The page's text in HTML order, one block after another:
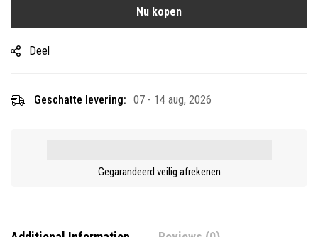
Nu kopen
Deel
Geschatte levering: 07 - 14 aug, 2026
Gegarandeerd veilig afrekenen